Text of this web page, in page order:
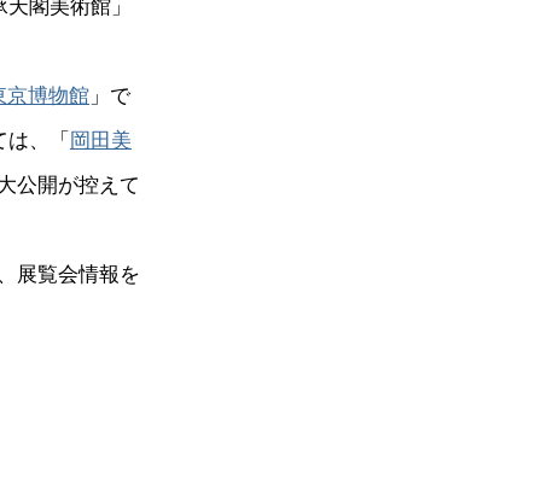
閣美術館」
京博物館 」で
、「 岡田美
公開が控えて
展覧会情報を